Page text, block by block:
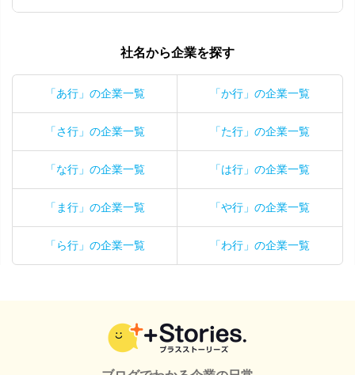
社名から企業を探す
「あ行」の企業一覧 「か行」の企業一覧
「さ行」の企業一覧 「た行」の企業一覧
「な行」の企業一覧 「は行」の企業一覧
「ま行」の企業一覧 「や行」の企業一覧
「ら行」の企業一覧 「わ行」の企業一覧